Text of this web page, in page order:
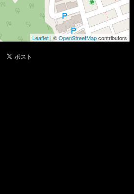
Leaflet | ©OpenStreetMapcontributors